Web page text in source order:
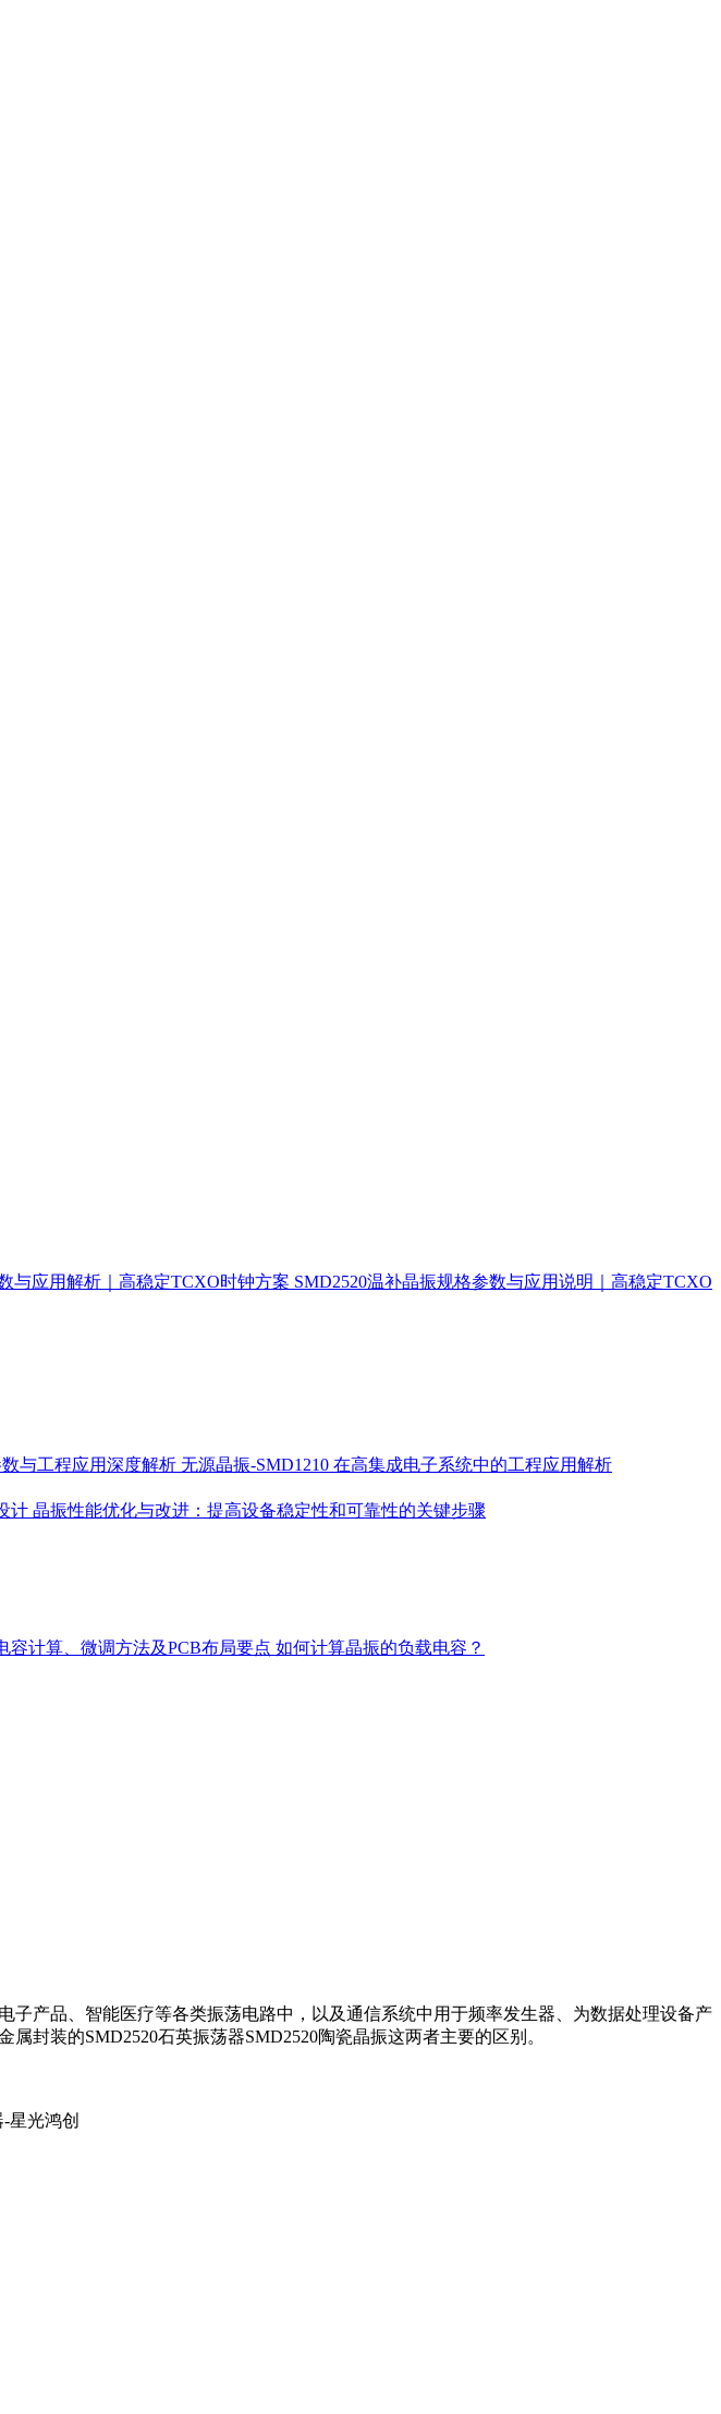
与应用解析｜高稳定TCXO时钟方案 SMD2520温补晶振规格参数与应用说明｜高稳定TCXO
与工程应用深度解析 无源晶振-SMD1210 在高集成电子系统中的工程应用解析
计 晶振性能优化与改进：提高设备稳定性和可靠性的关键步骤
容计算、微调方法及PCB布局要点 如何计算晶振的负载电容？
产品、智能医疗等各类振荡电路中，以及通信系统中用于频率发生器、为数据处理设备产
封装的SMD2520石英振荡器SMD2520陶瓷晶振这两者主要的区别。